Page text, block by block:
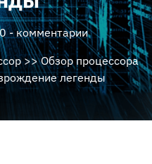
- комментарии
>> Обзор процессора
легенды